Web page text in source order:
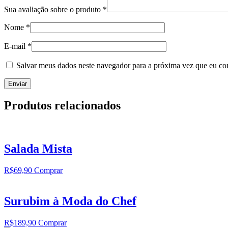
Sua avaliação sobre o produto *
Nome *
E-mail *
Salvar meus dados neste navegador para a próxima vez que eu
Produtos relacionados
Salada Mista
R$69,90 Comprar
Surubim à Moda do Chef
R$189,90 Comprar